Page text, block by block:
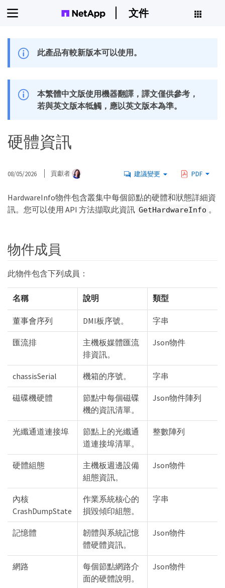
文件
此產品有較新版本可以使用。
本繁體中文版使用機器翻譯，譯文僅供參考，
若與英文版本牴觸，應以英文版本為準。
硬體資訊
08/05/2026 貢獻者 建議變更 PDF
HardwareInfo物件包含叢集中每個節點的硬體和狀態詳細資
訊。您可以使用 API 方法擷取此資訊 GetHardwareInfo 。
物件成員
此物件包含下列成員：
名稱 說明 類型
董事會序列 DMI板序號。 字串
匯流排
主機板媒體匯流
排資訊。
Json物件
chassisSerial 機箱的序號。 字串
磁碟機硬體
節點中每個磁碟
機的資訊清單。
Json物件陣列
光纖通道連接埠
節點上的光纖通
道連接埠清單。
整數陣列
硬體組態
主機板週邊設備
組態資訊。
Json物件
內核
CrashDumpState
作業系統核心的
損毀傾印組態。
字串
記憶體
韌體與系統記憶
體硬體資訊。
Json物件
網路
每個節點網路介
面的硬體說明。
Json物件